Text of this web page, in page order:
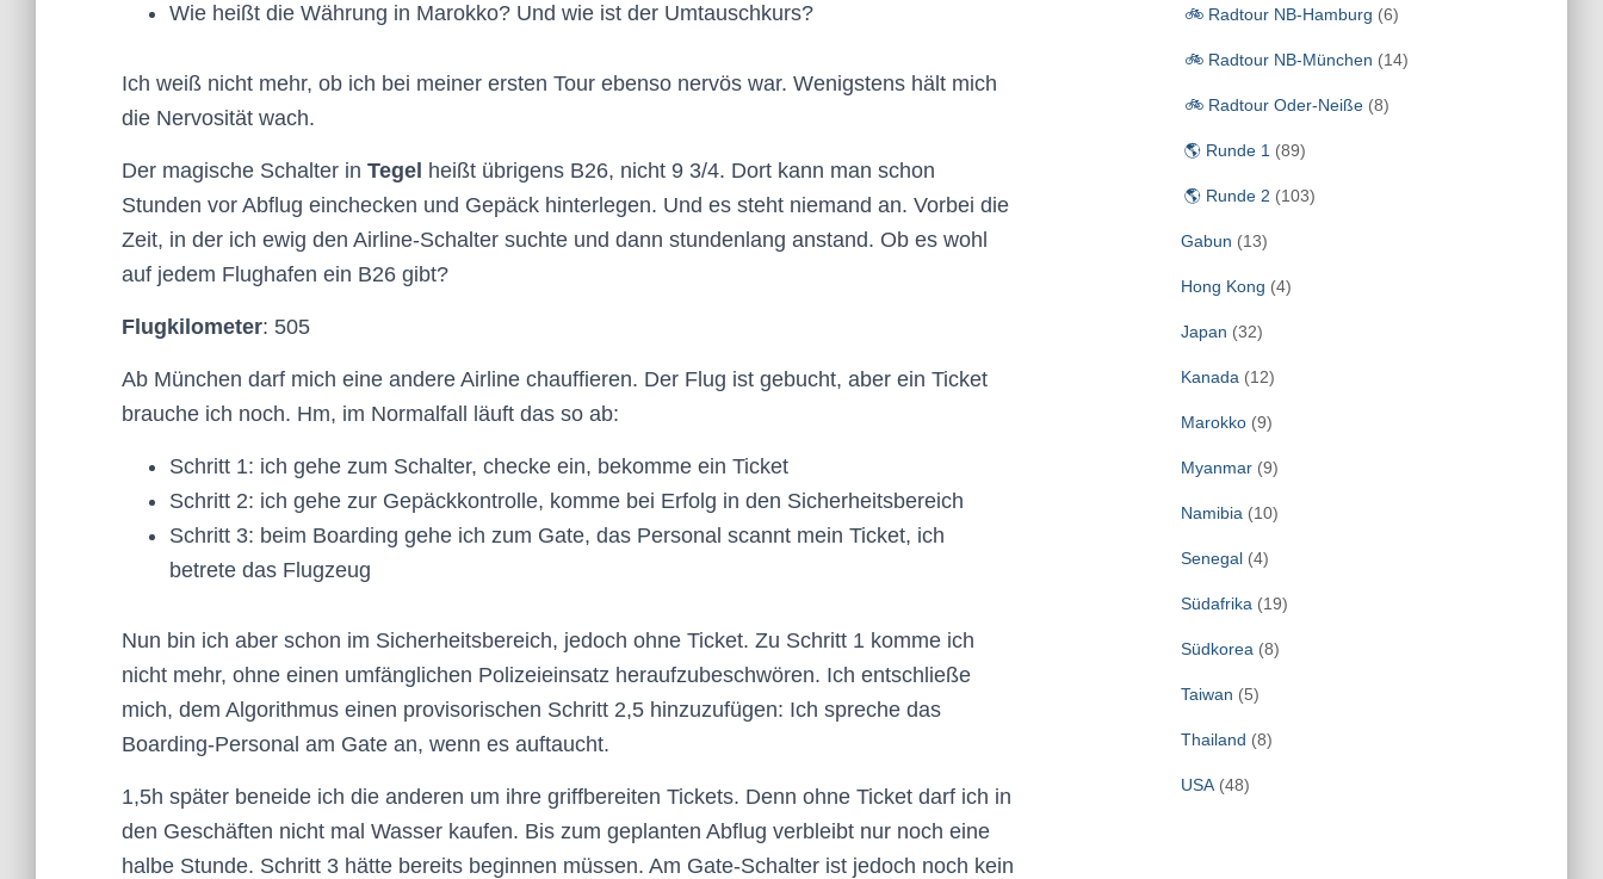
Wie heißt die Währung in Marokko? Und wie ist der Umtauschkurs?
Ich weiß nicht mehr, ob ich bei meiner ersten Tour ebenso nervös war. Wenigstens hält mich
die Nervosität wach.
Der magische Schalter in Tegel heißt übrigens B26, nicht 9 3/4. Dort kann man schon
Stunden vor Abflug einchecken und Gepäck hinterlegen. Und es steht niemand an. Vorbei die
Zeit, in der ich ewig den Airline-Schalter suchte und dann stundenlang anstand. Ob es wohl
auf jedem Flughafen ein B26 gibt?
Flugkilometer: 505
Ab München darf mich eine andere Airline chauffieren. Der Flug ist gebucht, aber ein Ticket
brauche ich noch. Hm, im Normalfall läuft das so ab:
Schritt 1: ich gehe zum Schalter, checke ein, bekomme ein Ticket
Schritt 2: ich gehe zur Gepäckkontrolle, komme bei Erfolg in den Sicherheitsbereich
Schritt 3: beim Boarding gehe ich zum Gate, das Personal scannt mein Ticket, ich
betrete das Flugzeug
Nun bin ich aber schon im Sicherheitsbereich, jedoch ohne Ticket. Zu Schritt 1 komme ich
nicht mehr, ohne einen umfänglichen Polizeieinsatz heraufzubeschwören. Ich entschließe
mich, dem Algorithmus einen provisorischen Schritt 2,5 hinzuzufügen: Ich spreche das
Boarding-Personal am Gate an, wenn es auftaucht.
1,5h später beneide ich die anderen um ihre griffbereiten Tickets. Denn ohne Ticket darf ich in
den Geschäften nicht mal Wasser kaufen. Bis zum geplanten Abflug verbleibt nur noch eine
halbe Stunde. Schritt 3 hätte bereits beginnen müssen. Am Gate-Schalter ist jedoch noch kein
🚲 Radtour NB-Hamburg (6)
🚲 Radtour NB-München (14)
🚲 Radtour Oder-Neiße(8)
🌎 Runde 1 (89)
🌎 Runde 2 (103)
Gabun (13)
Hong Kong (4)
Japan (32)
Kanada (12)
Marokko(9)
Myanmar(9)
Namibia (10)
Senegal(4)
Südafrika (19)
Südkorea (8)
Taiwan (5)
Thailand (8)
USA(48)